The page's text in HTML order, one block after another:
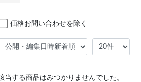
価格お問い合わせを除く
当する商品はみつかりませんでした。